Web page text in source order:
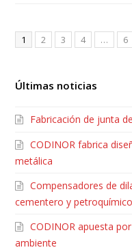
1 2 3 4 … 6
Últimas noticias
Fabricación de junta
CODINOR fabrica
metálica
Compensadores de
cementero y petroquímico
CODINOR apuesta
ambiente